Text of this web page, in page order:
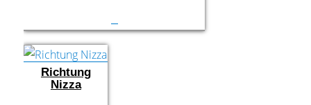
Richtung
Nizza